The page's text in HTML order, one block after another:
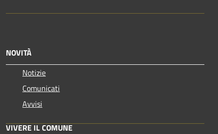
NOVITÀ
Notizie
Comunicati
Avvisi
VIVERE IL COMUNE